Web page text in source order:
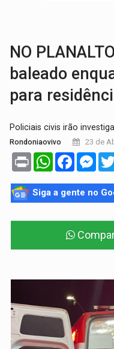
NO
baleado
para
Policiais civis irão
Rondoniaovivo 23 de
Print WhatsAppFacebook
Siga a gente no